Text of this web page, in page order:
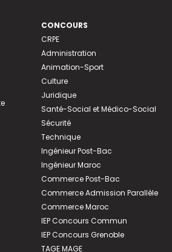
CONCOURS
CRPE
Administration
Animation-Sport
Culture
Juridique
Santé-Social et Médico-Social
Sécurité
Technique
Ingénieur Post-Bac
Ingénieur Maroc
Commerce Post-Bac
Commerce Admission Parallèle
Commerce Maroc
IEP Concours Commun
IEP Concours Grenoble
TAGE MAGE